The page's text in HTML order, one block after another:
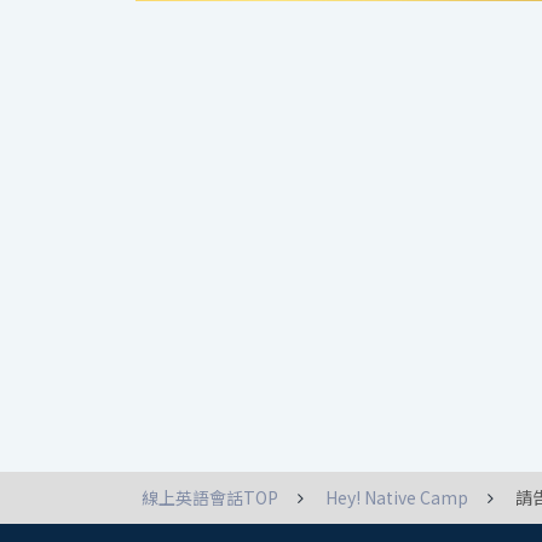
線上英語會話TOP Hey! Native Camp 請